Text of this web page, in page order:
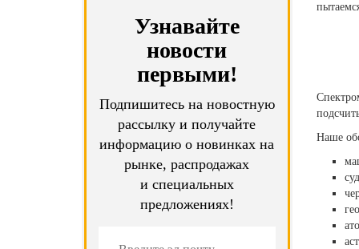
Наше
Узнавайте
новости
первыми!
Подпишитесь на новостную
рассылку и получайте
информацию о новинках на
рынке, распродажах
и специальных
предложениях!